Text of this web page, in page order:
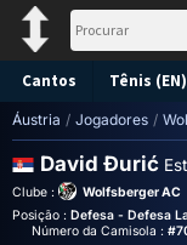
Cantos Tênis (EN)
Áustria / Jogadores /
David Đurić
Clube : Wolfsberger AC
Posição : Defesa - Defesa
Número da Camisola :